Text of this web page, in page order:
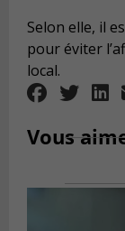
Selon elle, il
pour éviter
local.
Vous